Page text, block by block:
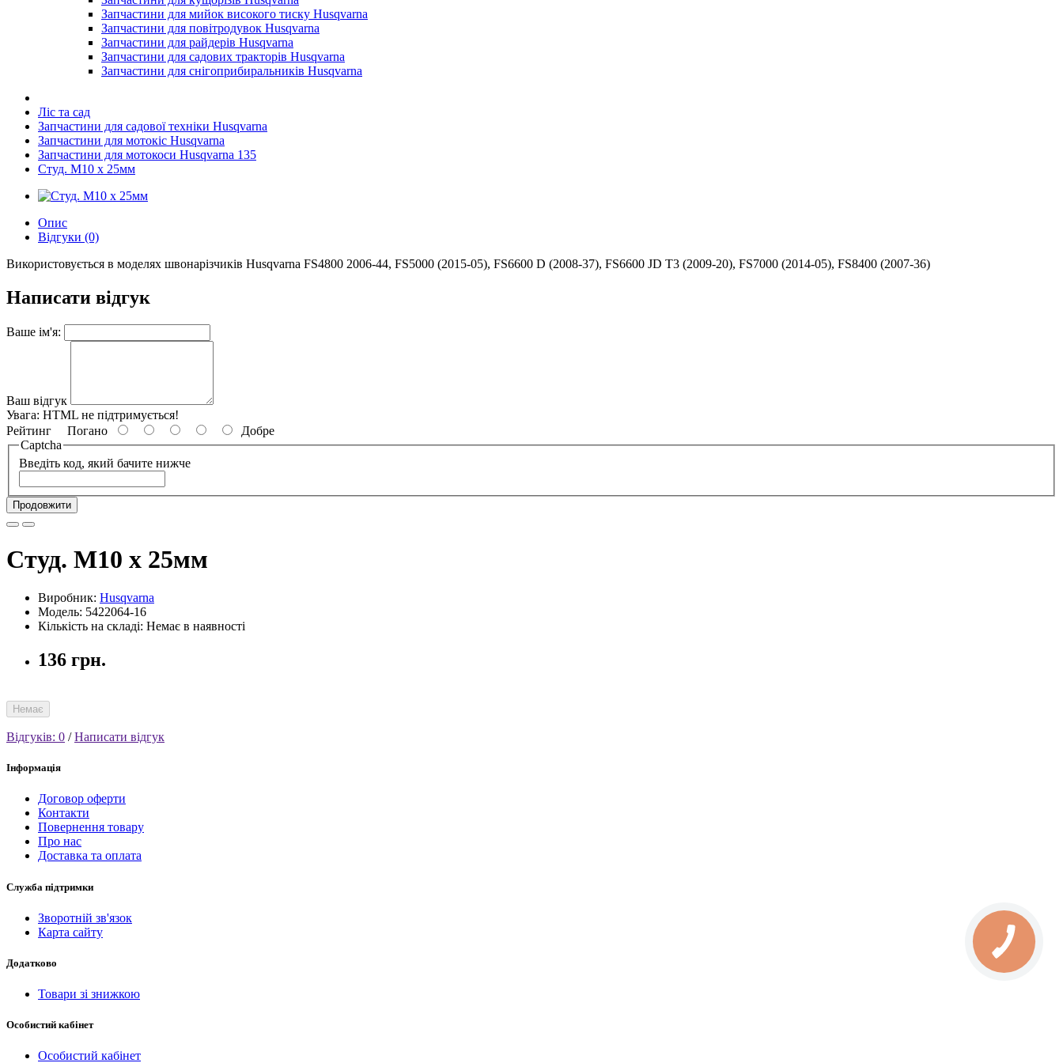
Запчастини для мийок високого тиску Husqvarna
Запчастини для повітродувок Husqvarna
Запчастини для райдерів Husqvarna
Запчастини для садових тракторів Husqvarna
Запчастини для снігоприбиральників Husqvarna
Ліс та сад
Запчастини для садової техніки Husqvarna
Запчастини для мотокіс Husqvarna
Запчастини для мотокоси Husqvarna 135
Студ. М10 х 25мм
Опис
Відгуки (0)
Використовується в моделях швонарізчиків Husqvarna FS4800 2006-44, FS5000 (2015-05), FS6600 D (2008-37), FS6600 JD T3 (2009-20), FS7000 (2014-05), FS8400 (2007-36)
Написати відгук
Ваше ім'я:
Ваш відгук
Увага: HTML не підтримується!
Рейтинг Погано
Добре
Captcha
Введіть код, який бачите нижче
Продовжити
Студ. М10 х 25мм
Виробник: Husqvarna
Модель: 5422064-16
Кількість на складі: Немає в наявності
136 грн.
Немає
Відгуків: 0 /Написати відгук
Інформація
Договор оферти
Контакти
Повернення товару
Про нас
Доставка та оплата
Служба підтримки
Зворотній зв'язок
Карта сайту
Додатково
Товари зі знижкою
Особистий кабінет
Особистий кабінет